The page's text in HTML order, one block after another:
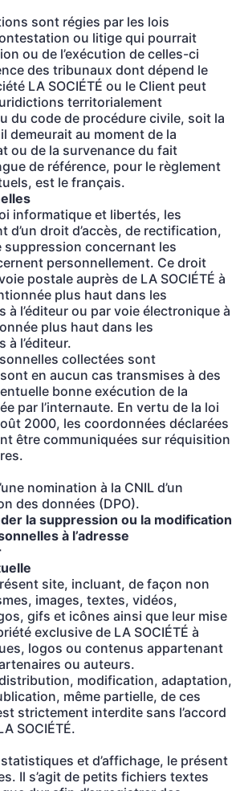
sont régies par les lois
ou litige qui pourrait
ou de l’exécution de celles-ci
des tribunaux dont dépend le
LA SOCIÉTÉ ou le Client peut
territorialement
du code de procédure civile, soit la
demeurait au moment de la
ou de la survenance du fait
de référence, pour le règlement
est le français.
informatique et libertés, les
d’un droit d’accès, de rectification,
concernant les
personnellement. Ce droit
postale auprès de LA SOCIÉTÉ à
plus haut dans les
l’éditeur ou par voie électronique à
plus haut dans les
l’éditeur.
collectées sont
en aucun cas transmises à des
bonne exécution de la
par l’internaute. En vertu de la loi
2000, les coordonnées déclarées
être communiquées sur réquisition
nomination à la CNIL d’un
des données (DPO).
la suppression ou la modification
à l’adresse
site, incluant, de façon non
images, textes, vidéos,
gifs et icônes ainsi que leur mise
exclusive de LA SOCIÉTÉ à
logos ou contenus appartenant
ou auteurs.
modification, adaptation,
même partielle, de ces
strictement interdite sans l’accord
SOCIÉTÉ.
et d’affichage, le présent
Il s’agit de petits fichiers textes